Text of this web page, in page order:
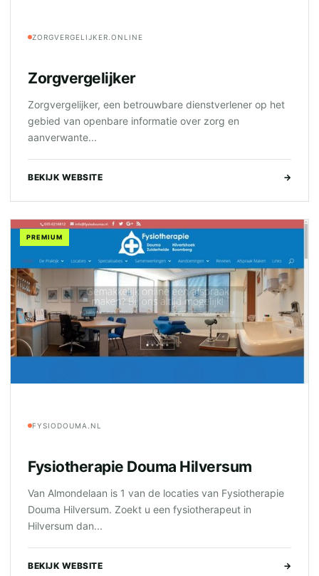
ZORGVERGELIJKER.ONLINE
Zorgvergelijker
Zorgvergelijker, een betrouwbare dienstverlener op het
gebied van openbare informatie over zorg en
aanverwante...
BEKIJK WEBSITE →
PREMIUM
FYSIODOUMA.NL
Fysiotherapie Douma Hilversum
Van Almondelaan is 1 van de locaties van Fysiotherapie
Douma Hilversum. Zoekt u een fysiotherapeut in
Hilversum dan...
BEKIJK WEBSITE →